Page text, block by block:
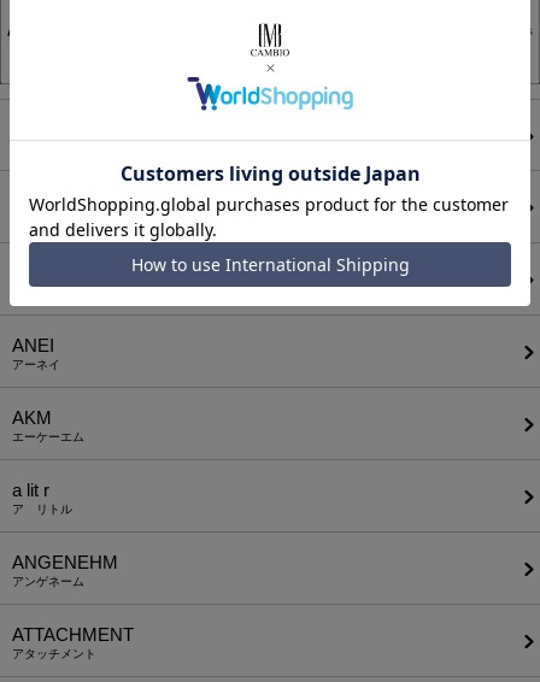
ADAM PATEK
A Good Bad Influence
ANEI
アーネイ
AKM
エーケーエム
a lit r
ア リトル
ANGENEHM
アンゲネーム
ATTACHMENT
アタッチメント